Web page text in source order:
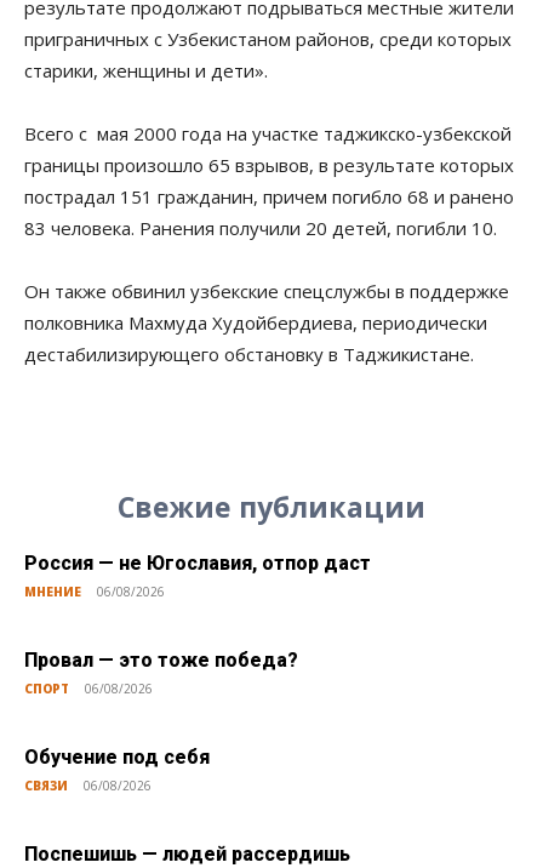
результате продолжают подрываться местные жители
приграничных с Узбекистаном районов, среди которых
старики, женщины и дети».
Всего с мая 2000 года на участке таджикско-узбекской
границы произошло 65 взрывов, в результате которых
пострадал 151 гражданин, причем погибло 68 и ранено
83 человека. Ранения получили 20 детей, погибли 10.
Он также обвинил узбекские спецслужбы в поддержке
полковника Махмуда Худойбердиева, периодически
дестабилизирующего обстановку в Таджикистане.
Свежие публикации
Россия — не Югославия, отпор даст
МНЕНИЕ 06/08/2026
Провал — это тоже победа?
СПОРТ 06/08/2026
Обучение под себя
СВЯЗИ 06/08/2026
Поспешишь — людей рассердишь